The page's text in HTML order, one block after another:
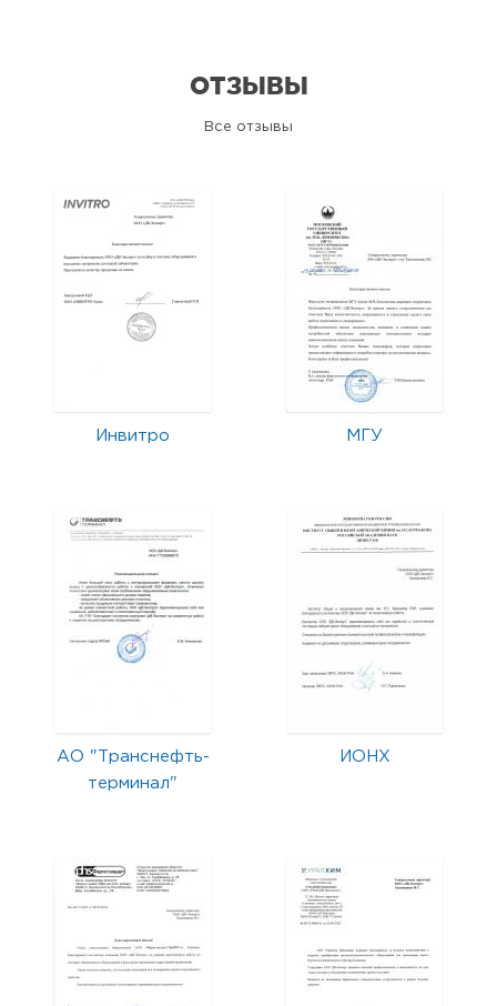
ОТЗЫВЫ
Все отзывы
Инвитро МГУ
АО "Транснефть-
терминал"
ИОНХ